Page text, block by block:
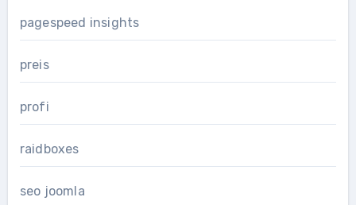
pagespeed insights
preis
profi
raidboxes
seo joomla